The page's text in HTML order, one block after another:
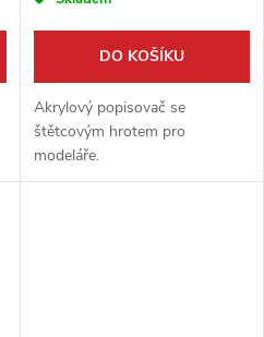
DO KOŠÍKU
Akrylový popisovač se
štětcovým hrotem pro
modeláře.